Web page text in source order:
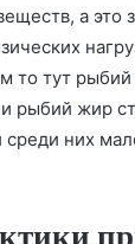
а это
то тут
рыбий жир
них